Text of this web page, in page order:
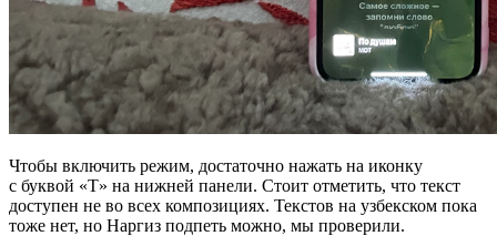
Чтобы включить режим, достаточно нажать на иконку
с буквой «Т» на нижней панели. Стоит отметить, что текст
доступен не во всех композициях. Текстов на узбекском пока
тоже нет, но Наргиз подпеть можно, мы проверили.